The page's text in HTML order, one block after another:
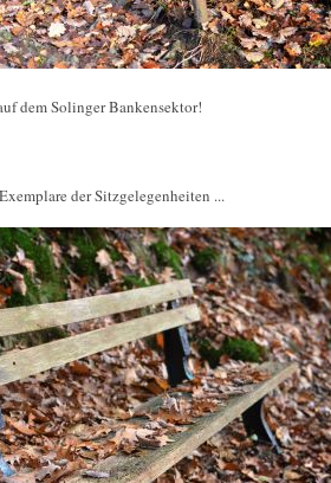
dem Solinger Bankensektor!
der Sitzgelegenheiten ...